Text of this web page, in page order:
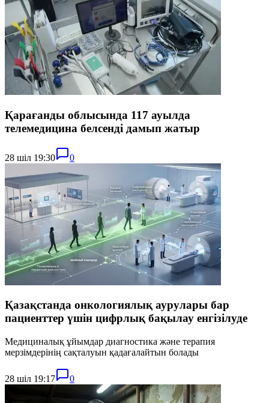
Қарағанды облысында 117 ауылда
телемедицина белсенді дамып жатыр
28 шіл 19:30 0
Қазақстанда онкологиялық аурулары бар
пациенттер үшін цифрлық бақылау енгізілуде
Медициналық ұйымдар диагностика және терапия
мерзімдерінің сақталуын қадағалайтын болады
28 шіл 19:17 0